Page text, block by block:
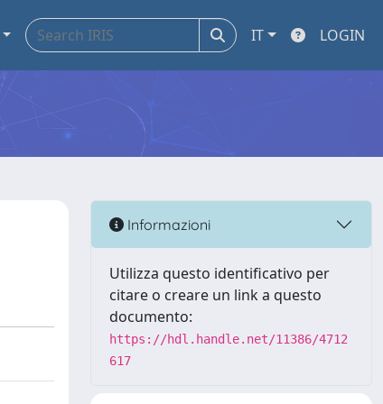
IT LOGIN
Informazioni
Utilizza questo identificativo per
citare o creare un link a questo
documento:
https://hdl.handle.net/11386/4712
617